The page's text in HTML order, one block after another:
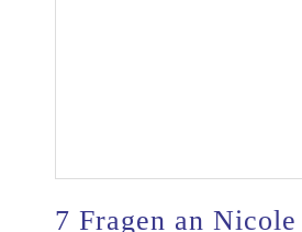
7 Fragen an